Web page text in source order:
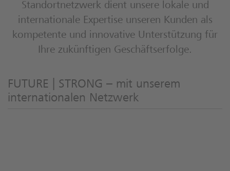
Standortnetzwerk dient unsere lokale und
internationale Expertise unseren Kunden als
kompetente und innovative Unterstützung für
Ihre zukünftigen Geschäftserfolge.
FUTURE | STRONG – mit unserem
internationalen Netzwerk